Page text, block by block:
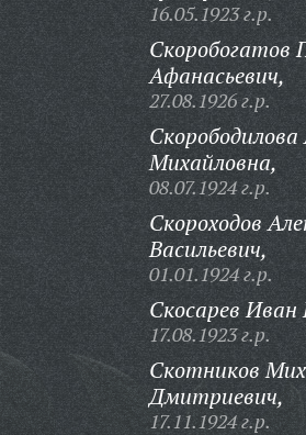
16.05.1923 г.р.
Скоробогатов
Афанасьевич,
27.08.1926 г.р.
Михайловна,
08.07.1924 г.р.
Скороходов
Васильевич,
01.01.1924 г.р.
Скосарев Иван
17.08.1923 г.р.
Скотников
Дмитриевич,
17.11.1924 г.р.